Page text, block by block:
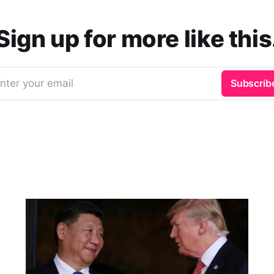
up for more like
your email